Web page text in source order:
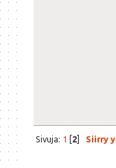
Sivuja: 1 [2] Siirry